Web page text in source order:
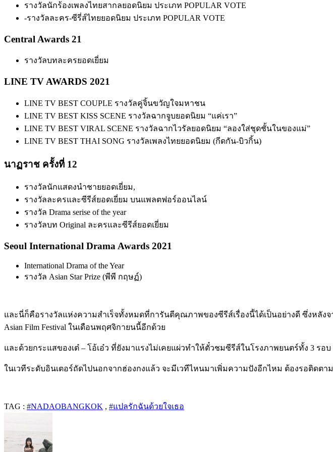
รางวัลนักร้องเพลงไทยสากลยอดนิยม ประเภท POPULAR VOTE
-รางวัลละคร-ซีรี่ส์ไทยยอดนิยม ประเภท POPULAR VOTE
Central Awards 21
รางวัลบทละครยอดเยี่ยม
LINE TV AWARDS 2021
LINE TV BEST COUPLE รางวัลคู่จิ้นขวัญใจมหาชน
LINE TV BEST KISS SCENE รางวัลฉากจูบยอดนิยม “แค่เรา”
LINE TV BEST VIRAL SCENE รางวัลฉากไวรัลยอดนิยม “ลองใส่ชุดชั้นในของแม่”
LINE TV BEST THAI SONG รางวัลเพลงไทยยอดนิยม (กีดกัน-บิวกิ้น)
นาฏราช ครั้งที่ 12
รางวัลนักแสดงนำชายยอดเยี่ยม,
รางวัลละครและซีรีส์ยอดเยี่ยม บนแพลตฟอร์ออนไลน์
รางวัล Drama serise of the year
รางวัลบท Original ละครและซีรีส์ยอดเยี่ยม
Seoul International Drama Awards 2021
International Drama of the Year
รางวัล Asian Star Prize (พีพี กฤษฏ์)
และนี่ก็คือรางวัลแห่งความสำเร็จทั้งหมดที่การันตีคุณภาพของซีรีส์เรื่องนี้ได้เป็นอย่างดี ซึ่งหลังจา
Asian Film Festival ในเดือนพฤศจิกายนนี้อีกด้วย
และด้วยกระแสของเต๋ – โอ้เอ๋ว ที่ยังมาแรงไม่เคยแผ่วทำให้ตั๋วชมซีรีส์ในโรงภาพยนตร์ทั้ง 3 รอ
ในเวทีระดับอินเตอร์ถัดไปนอกจากฮ่องกงแล้ว จะมีเวทีไหนมาเพิ่มความปังอีกไหม ต้องรอติดตา
TAG : #NADAOBANGKOK , #แปลรักฉันด้วยใจเธอ